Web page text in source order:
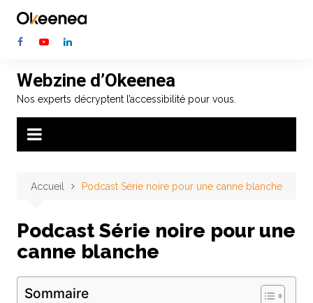
contenu
Webzine d’Okeenea
Nos experts décryptent l’accessibilité pour vous.
Accueil Podcast Série noire pour une canne blanche
Podcast Série noire pour une
canne blanche
Sommaire